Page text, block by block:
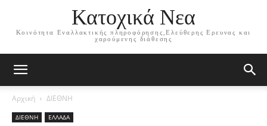
Κατοχικά Νεα
Κοινότητα Εναλλακτικής πληροφόρησης,Ελεύθερης Ερευνας και
χαρούμενης διάθεσης
Αρχική ΔΙΕΘΝΗ
ΔΙΕΘΝΗ ΕΛΛΑΔΑ